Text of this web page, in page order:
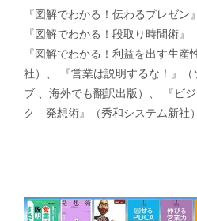
『図解でわかる！伝わるプレゼン
『図解でわかる！段取り時間術』
『図解でわかる！利益を出す生産
社）、 『営業は説明するな！』（
ブ 、海外でも翻訳出版）、 『ビ
ク 発想術』（秀和システム新社）